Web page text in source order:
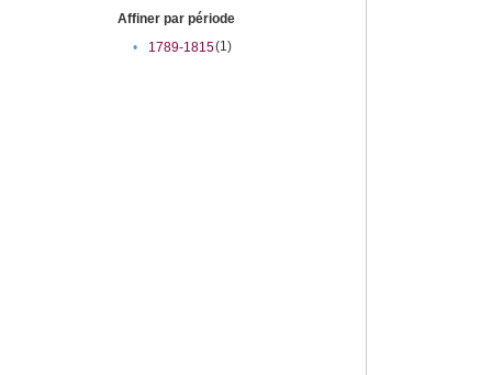
Affiner par période
•
1789-1815(1)